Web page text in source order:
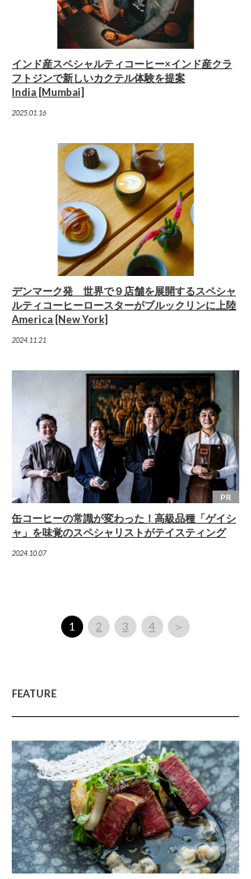
インド産スペシャルティコーヒー×インド産クラ
フトジンで新しいカクテル体験を提案
India [Mumbai]
2025.01.16
デンマーク発 世界で９店舗を展開するスペシャ
ルティコーヒーロースターがブルックリンに上陸
America [New York]
2024.11.21
PR
缶コーヒーの常識が変わった！高級品種「ゲイシ
ャ」を味覚のスペシャリストがテイスティング
2024.10.07
1 2 3 4 ＞
FEATURE